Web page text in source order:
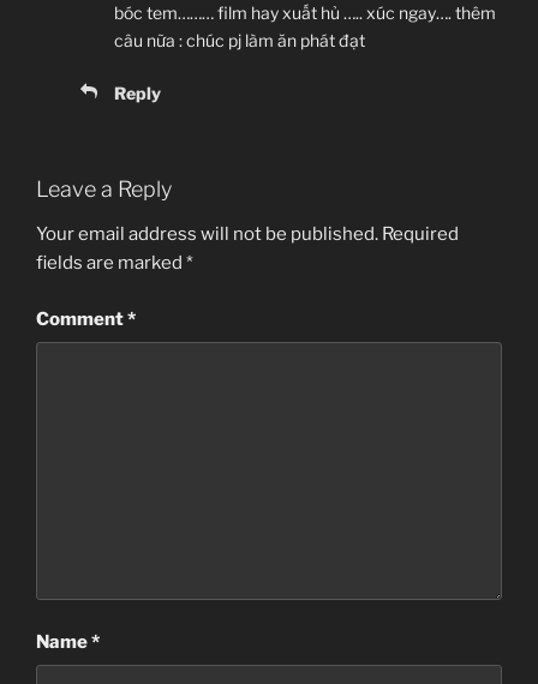
bóc tem……… film hay xuất hủ ….. xúc ngay…. thêm
câu nữa : chúc pj làm ăn phát đạt
Reply
Leave a Reply
Your email address will not be published. Required
fields are marked *
Comment*
Name*